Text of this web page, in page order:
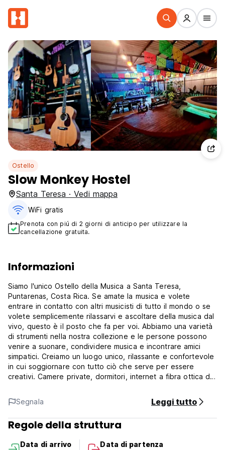
Ostello
Slow Monkey Hostel
Santa Teresa · Vedi mappa
WiFi gratis
Prenota con piú di 2 giorni di anticipo per utilizzare la
cancellazione gratuita.
Informazioni
Siamo l'unico Ostello della Musica a Santa Teresa,
Puntarenas, Costa Rica. Se amate la musica e volete
entrare in contatto con altri musicisti di tutto il mondo o se
volete semplicemente rilassarvi e ascoltare della musica dal
vivo, questo è il posto che fa per voi. Abbiamo una varietà
di strumenti nella nostra collezione e le persone possono
venire a suonare, condividere musica e incontrare amici
simpatici. Creiamo un luogo unico, rilassante e confortevole
in cui soggiornare con tutto ciò che serve per essere
creativi. Camere private, dormitori, internet a fibra ottica da
condizionata disponibile, armadietti, sistema di sicurezza a
circuito chiuso, aree di ristoro comunitarie e TV. A soli 5
minuti a piedi dalla spiaggia e dagli spot per il surf.
cui avete bisogno o può dirvi tutte le attività da fare nei
Segnala Leggi tutto
Regole della struttura
Data di arrivo
Data di partenza